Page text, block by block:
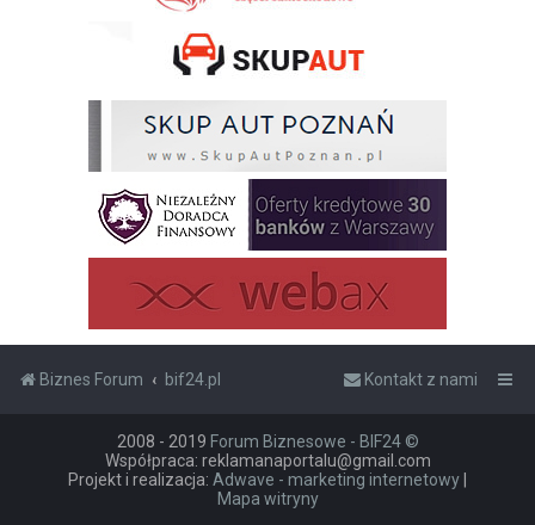
Biznes Forum bif24.pl Kontakt z nami
2008 - 2019 Forum Biznesowe - BIF24 ©
Współpraca: reklamanaportalu@gmail.com
Projekt i realizacja: Adwave - marketing internetowy
Mapa witryny